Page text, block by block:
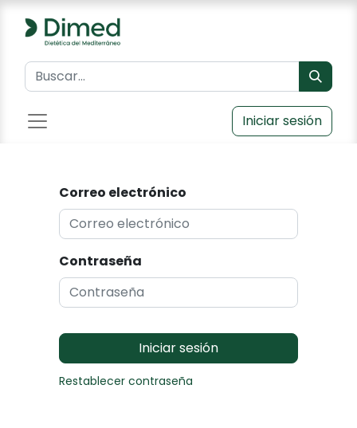
Iniciar sesión
Correo electrónico
Contraseña
Iniciar sesión
Restablecer contraseña